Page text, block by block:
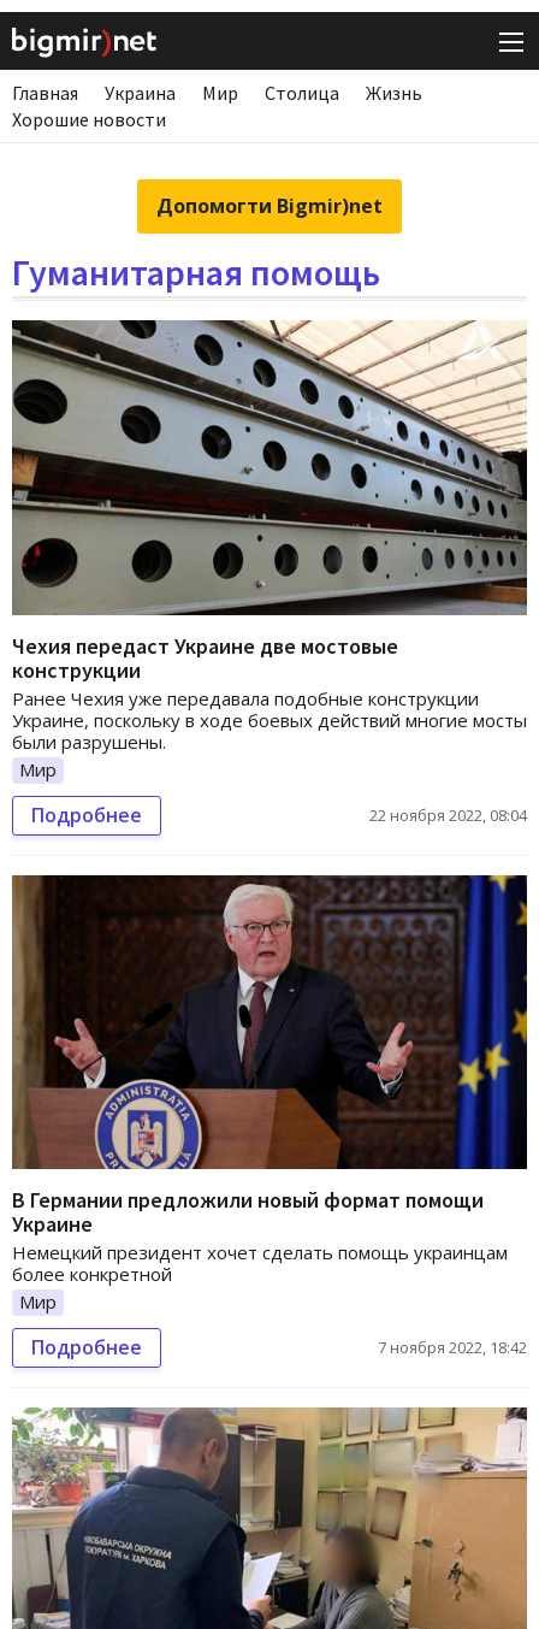
Главная Украина Мир Столица
Жизнь
Хорошие новости
Допомогти Bigmir)net
Гуманитарная помощь
Чехия передаст Украине две мостовые
конструкции
Ранее Чехия уже передавала подобные конструкции
Украине, поскольку в ходе боевых действий многие мосты
были разрушены.
Мир
Подробнее 22 ноября 2022, 08:04
В Германии предложили новый формат помощи
Украине
Немецкий президент хочет сделать помощь украинцам
более конкретной
Мир
Подробнее 7 ноября 2022, 18:42